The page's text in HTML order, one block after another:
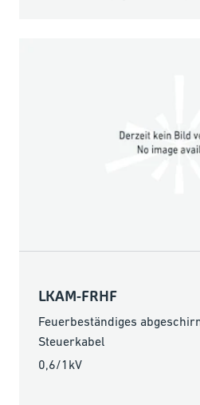
LKAM-FRHF
Feuerbeständiges
Steuerkabel
0,6/1kV